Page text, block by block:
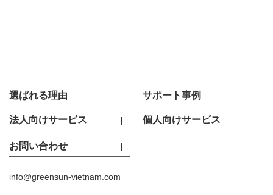
選ばれる理由 サポート事例
法人向けサービス 個人向けサービス
お問い合わせ
info@greensun-vietnam.com